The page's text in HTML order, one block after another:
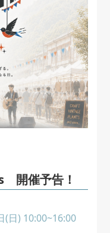
開催予告！
(日) 10:00~16:00